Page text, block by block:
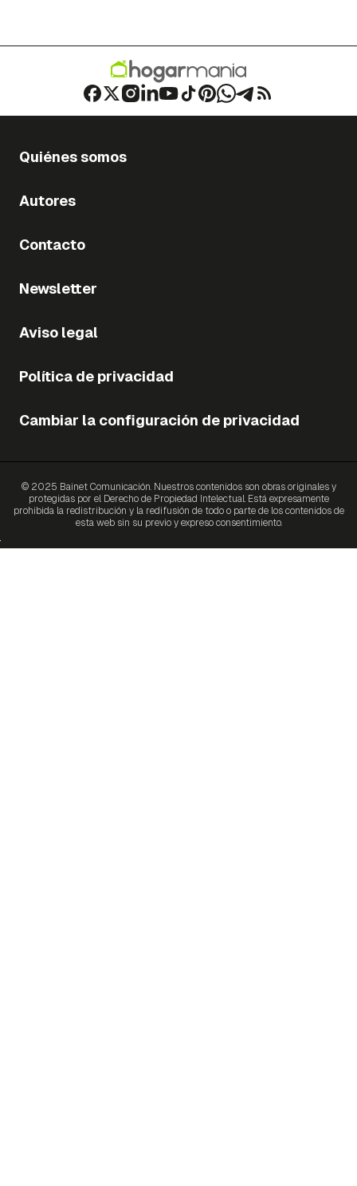
Quiénes somos
Autores
Contacto
Newsletter
Aviso legal
Política de privacidad
Cambiar la configuración de privacidad
© 2025 Bainet Comunicación. Nuestros contenidos son obras originales y
protegidas por el Derecho de Propiedad Intelectual. Está expresamente
prohibida la redistribución y la redifusión de todo o parte de los contenidos de
esta web sin su previo y expreso consentimiento.